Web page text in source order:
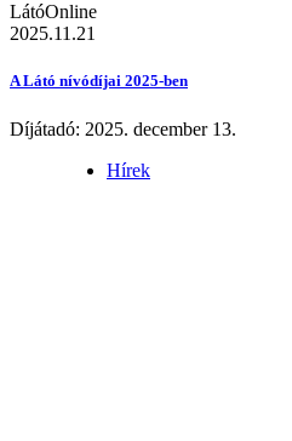
LátóOnline
2025.11.21
A Látó nívódíjai 2025-ben
Díjátadó: 2025. december 13.
Hírek